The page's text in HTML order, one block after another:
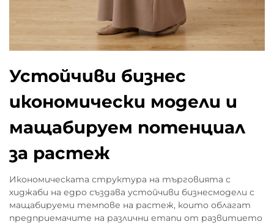
Устойчиви бизнес
икономически модели и
мащабируем потенциал
за растеж
Икономическата структура на търговията с
хиджаби на едро създава устойчиви бизнесмодели с
мащабируеми темпове на растеж, които облагат
предприемачите на различни етапи от развитието